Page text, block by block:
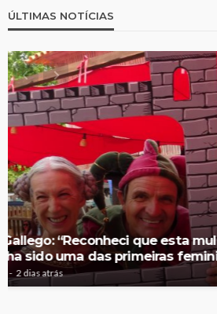
ÚLTIMAS NOTÍCIAS
Tiago Aldeia: “Vou levar o
trabalho diferente e incrível”
Rádio Sintonia 2 dias atrás